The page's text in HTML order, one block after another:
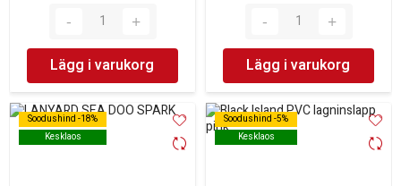
Lägg i varukorg Lägg i varukorg
Soodushind -18%
Kesklaos
Soodushind -18%
Kesklaos
Soodushind -5%
Kesklaos
Soodushind -5%
Kesklaos